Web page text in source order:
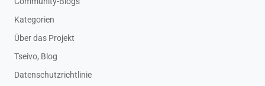
Kategorien
Über das Projekt
Tseivo, Blog
Datenschutzrichtlinie